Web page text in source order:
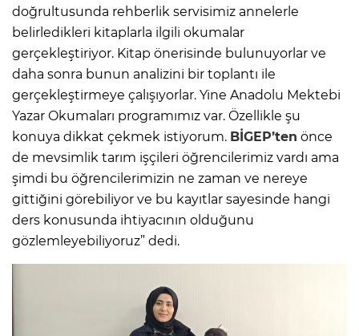
doğrultusunda rehberlik servisimiz annelerle
belirledikleri kitaplarla ilgili okumalar
gerçekleştiriyor. Kitap önerisinde bulunuyorlar ve
daha sonra bunun analizini bir toplantı ile
gerçekleştirmeye çalışıyorlar. Yine Anadolu Mektebi
Yazar Okumaları programımız var. Özellikle şu
konuya dikkat çekmek istiyorum. BİGEP’ten önce
de mevsimlik tarım işçileri öğrencilerimiz vardı ama
şimdi bu öğrencilerimizin ne zaman ve nereye
gittiğini görebiliyor ve bu kayıtlar sayesinde hangi
ders konusunda ihtiyacının olduğunu
gözlemleyebiliyoruz” dedi.